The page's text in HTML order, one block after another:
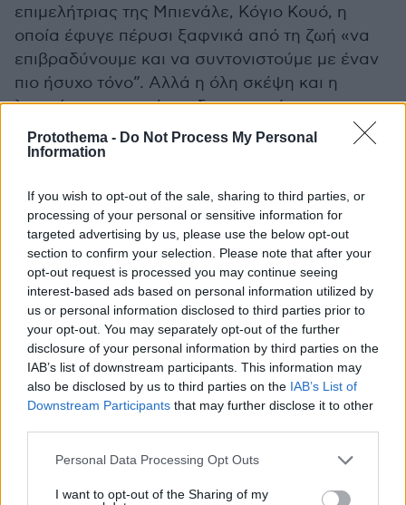
Protothema - Do Not Process My Personal
Information
If you wish to opt-out of the sale, sharing to third parties, or
processing of your personal or sensitive information for
targeted advertising by us, please use the below opt-out
section to confirm your selection. Please note that after your
opt-out request is processed you may continue seeing
interest-based ads based on personal information utilized by
us or personal information disclosed to third parties prior to
your opt-out. You may separately opt-out of the further
disclosure of your personal information by third parties on the
IAB’s list of downstream participants. This information may
also be disclosed by us to third parties on the IAB’s List of
Downstream Participants that may further disclose it to other
Please note that this website/app uses one or more Google
not limited to your visit or usage behaviour. You may click to
Personal Data Processing Opt Outs
I want to opt-out of the Sharing of my
επιμελήτριας της Μπιενάλε, Κόγιο Κουό, η
οποία έφυγε πέρυσι ξαφνικά από τη ζωή «να
επιβραδύνουμε και να συντονιστούμε με έναν
πιο ήσυχο τόνο”. Αλλά η όλη σκέψη και η
λογική του περιπτέρου δεν μπορεί να μην
ακολουθεί την επιταγή του Πάπα Λέοντα XIV
«Η λογική των αλγορίθμων τείνει να
ανοίγει το πεδίο του δυνατού. Δεν χρειάζεται
τα πάντα να είναι άμεσα ή προβλέψιμα».
Thema Insights
Ακολουθήστε το protothema.gr στο Google News
και μάθετε πρώτοι όλες τις ειδήσεις
Δείτε όλες τις τελευταίεςΕιδήσειςαπό την Ελλάδα
και τον Κόσμο, τη στιγμή που συμβαίνουν, στο
Protothema.gr